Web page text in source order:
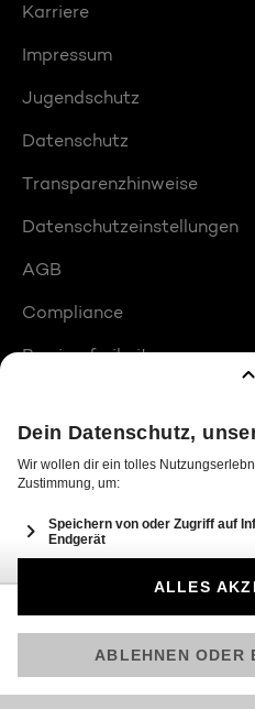
Karriere
Impressum
Jugendschutz
Datenschutz
Transparenzhinweise
Datenschutzeinstellungen
AGB
Compliance
Barrierefreiheit